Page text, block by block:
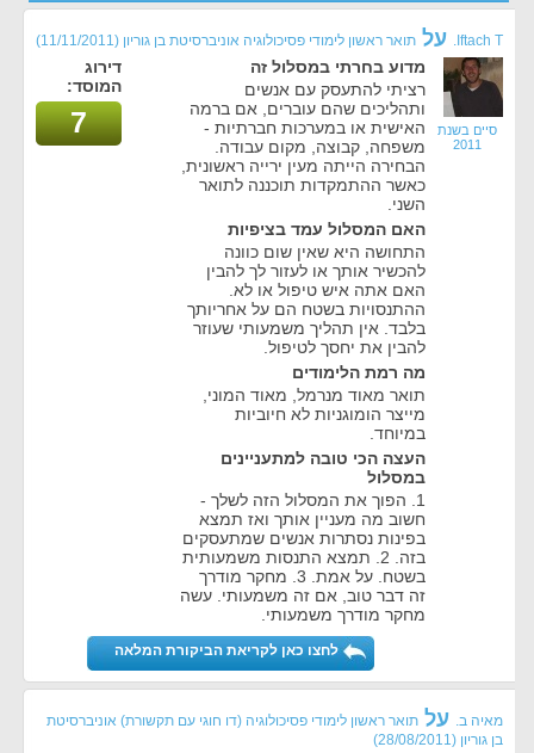
Iftach T. על תואר ראשון לימודי פסיכולוגיה אוניברסיטת בן גוריון (11/11/2011)
סיים בשנת
2011
מדוע בחרתי במסלול זה
רציתי להתעסק עם אנשים
ותהליכים שהם עוברים, אם ברמה
האישית או במערכות חברתיות -
משפחה, קבוצה, מקום עבודה.
הבחירה הייתה מעין ירייה ראשונית,
כאשר ההתמקדות תוכננה לתואר
השני.
האם המסלול עמד בציפיות
התחושה היא שאין שום כוונה
להכשיר אותך או לעזור לך להבין
האם אתה איש טיפול או לא.
ההתנסויות בשטח הם על אחריותך
בלבד. אין תהליך משמעותי שעוזר
להבין את יחסך לטיפול.
מה רמת הלימודים
תואר מאוד מנרמל, מאוד המוני,
מייצר הומוגניות לא חיוביות
במיוחד.
העצה הכי טובה למתעניינים
במסלול
1. הפוך את המסלול הזה לשלך -
חשוב מה מעניין אותך ואז תמצא
בפינות נסתרות אנשים שמתעסקים
בזה. 2. תמצא התנסות משמעותית
בשטח. על אמת. 3. מחקר מודרך
זה דבר טוב, אם זה משמעותי. עשה
מחקר מודרך משמעותי.
דירוג
המוסד:
7
לחצו כאן לקריאת הביקורת המלאה
מאיה ב. על תואר ראשון לימודי פסיכולוגיה (דו חוגי עם תקשורת) אוניברסיטת
בן גוריון (28/08/2011)